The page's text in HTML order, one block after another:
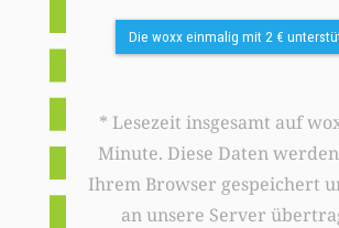
Die woxx einmalig mit 2 €
* Lesezeit insgesamt auf
Minute. Diese Daten
Ihrem Browser gespeichert
an unsere Server